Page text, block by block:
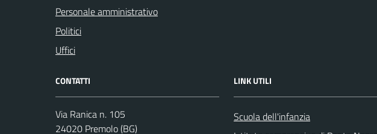
Personale amministrativo
Politici
Uffici
CONTATTI
Via Ranica n. 105
24020 Premolo (BG)
LINK UTILI
Scuola dell'infanzia